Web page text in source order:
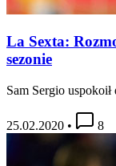
La Sexta:
sezonie
Sam Sergio
25.02.2020 • 8